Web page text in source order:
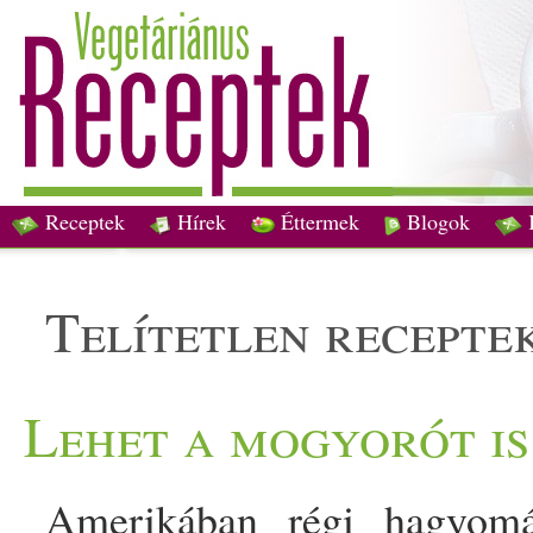
Receptek Hírek Éttermek Blogok
telítetlen
Lehet a mogyorót
Amerikában régi